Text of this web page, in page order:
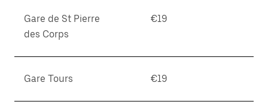
Gare de St Pierre
des Corps
€19
Gare Tours €19